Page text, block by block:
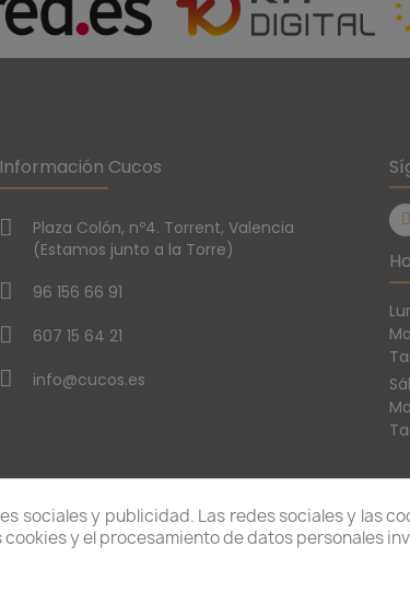
Información Cucos
Plaza Colón, nº4. Torrent, Valencia
(Estamos junto a la Torre)
96 156 66 91
607 15 64 21
info@cucos.es
de Cookies|Aviso Legal| C
sociales y publicidad. Las redes sociales y las
y el procesamiento de datos personales